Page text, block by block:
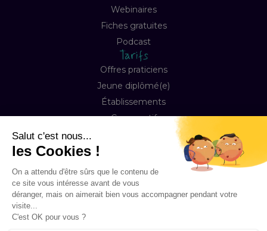
Webinaires
Fiches gratuites
Podcast
Tarifs
Offres praticiens
Jeune diplômé(e)
Établissements
Comparatif
FAQ
Copyright © 2026 Happyneuron, Tous droits réservés
Mentions légales